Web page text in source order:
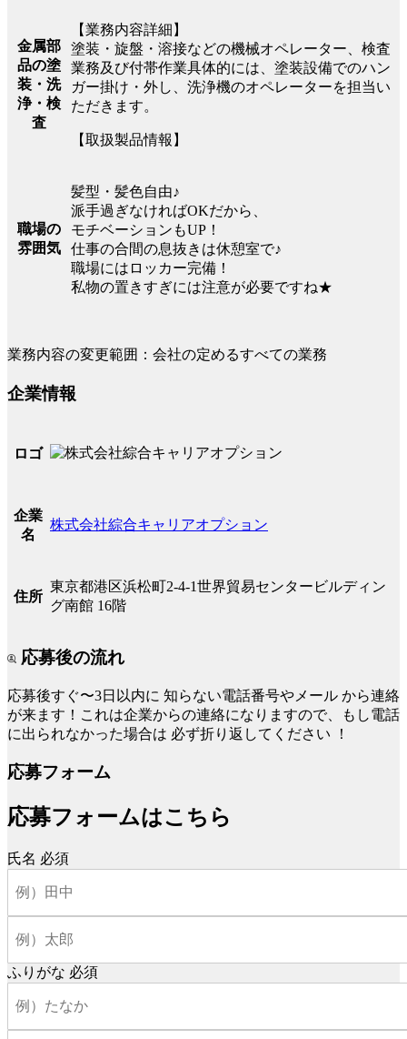
金属部
品の塗
装・洗
浄・検
査
【業務内容詳細】
塗装・旋盤・溶接などの機械オペレーター、検査
業務及び付帯作業具体的には、塗装設備でのハン
ガー掛け・外し、洗浄機のオペレーターを担当い
ただきます。
【取扱製品情報】
職場の
雰囲気
髪型・髪色自由♪
派手過ぎなければOKだから、
モチベーションもUP！
仕事の合間の息抜きは休憩室で♪
職場にはロッカー完備！
私物の置きすぎには注意が必要ですね★
業務内容の変更範囲：会社の定めるすべての業務
企業情報
ロゴ
企業
名
株式会社綜合キャリアオプション
住所
東京都港区浜松町2-4-1世界貿易センタービルディン
グ南館 16階
応募後の流れ
応募後すぐ〜3日以内に 知らない電話番号やメール から連絡
が来ます！これは企業からの連絡になりますので、もし電話
に出られなかった場合は 必ず折り返してください ！
応募フォーム
応募フォームはこちら
氏名 必須
ふりがな 必須